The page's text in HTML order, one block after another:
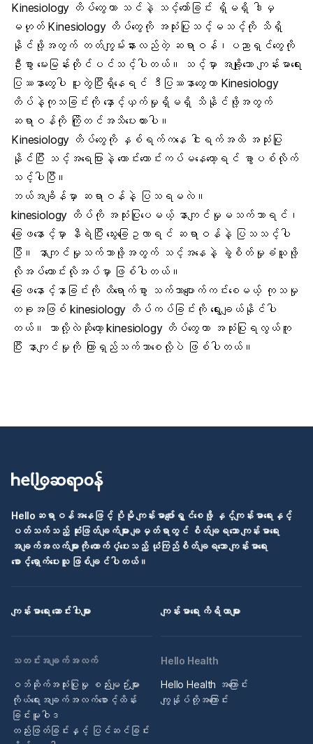
Kinesiology တိပ်တွေဟာ သင်နဲ့ သင့်တော်ခြင်း ရှိမရှိ ဒါမှ
မဟုတ် Kinesiology တိပ်တွေကို အသုံးပြုသင့်မသင့်ကို သိရှိ
နိုင်ဖို့အတွက် တတ်ကျွမ်းနားလည်တဲ့ ဆရာဝန်၊ပညာရှင်တွေကို
ဦးစွာ မေးမြန်းတိုင်ပင်သင့်ပါတယ်။ သင့်မှာ အချို့သော ကျန်းမာရေး
ပြဿနာတွေပါ ပူးတွဲပြီးရှိနေရင် ဒီပြဿနာတွေဟာ Kinesiology
တိပ်နဲ့ကုသခြင်းကို နှောင့်ယှက်မှုရှိမရှိ သိနိုင်ဖို့အတွက်
ဆရာဝန်ကို ကြိုတင်အသိပေးထားပါ။
Kinesiology တိပ်တွေကို နှစ်ရက်ကနေ ငါးရက်အထိ အသုံးပြု
နိုင်ပြီး သင့်အရေပြားနဲ့ ကောင်းကောင်းကပ်မနေတော့ရင် ခွာပစ်လိုက်
သင့်ပါပြီ။
ဘယ်အချိန်မှာ ဆရာဝန်နဲ့ ပြသရမလဲ။
kinesiology တိပ်ကို အသုံးပြုပေမယ့် နာကျင်မှုမသက်သာရင်၊
ခြေဖနောင့်မှာ နီရဲပြီး သွေးခြေဥလာရင် ဆရာဝန်နဲ့ ပြသသင့်ပါ
ပြီ။ နာကျင်မှုသက်သာဖို့အတွက် သင့်အနေနဲ့ ခွဲစိတ်မှုခံယူဖို့
လိုအပ်ကောင်းလိုအပ်မှာ ဖြစ်ပါတယ်။
ခြေဖနောင့်နာခြင်းကို ထိရောက်စွာ သက်သာပျောက်ကင်းစေမယ့် ကုသမှု
တခုအဖြစ် kinesiology တိပ်ကပ်ခြင်းကို ရွေးချယ်နိုင်ပါ
တယ်။ ဘာလို့လဲဆိုတော့ kinesiology တိပ်တွေဟာ အသုံးပြုရလွယ်ကူ
ပြီး နာကျင်မှုကို ကြာရှည်သက်သာစေလို့ပဲ ဖြစ်ပါတယ်။
Helloဆရာဝန်အနေဖြင့် ပိုမို ကျန်းမာပျော်ရွှင်စေဖို့ နှင့်ကျန်းမာရေးနှင့်
ပတ်သက်သည့် ဆုံးဖြတ်ချက်များ ချမှတ်ရာတွင် စိတ်ချရသော ကျန်းမာရေး
အချက်အလက်များကို ထောက်ပံ့ပေးသည့် ယုံကြည်စိတ်ချရသော ကျန်းမာရေး
စောင့်ရှောက်ပေးသူ ဖြစ်ချင်ပါတယ်။
ကျန်းမာရေး ဆောင်းပါးများ ကျန်းမာရေး ကိရိယာများ
သတင်းအချက်အလက်
ဝဘ်ဆိုက်အသုံးပြုမှု စည်းမျဉ်းများ
ကိုယ်ရေးအချက်အလက်စောင့်ထိန်း
ခြင်းမူဝါဒ
တည်းဖြတ်ခြင်းနှင့် ပြင်ဆင်ခြင်း
Hello Health
Hello Health အကြောင်း
ကျွန်ုပ်တို့အကြောင်း